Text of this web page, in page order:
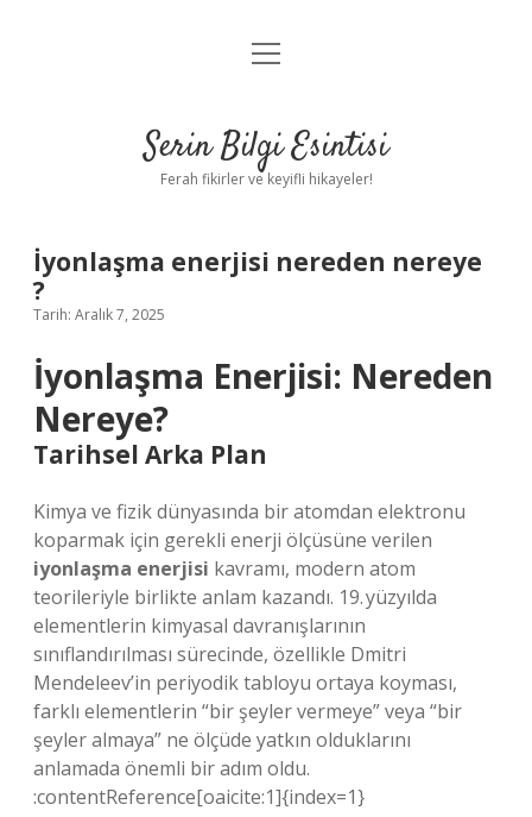
Anasayfa
Yasal Uyarı
menüyü
Serin Bilgi Esintisi
Ferah fikirler ve keyifli hikayeler!
İyonlaşma enerjisi nereden nereye
?
Tarih: Aralık 7, 2025
İyonlaşma Enerjisi: Nereden
Nereye?
Tarihsel Arka Plan
Kimya ve fizik dünyasında bir atomdan elektronu
koparmak için gerekli enerji ölçüsüne verilen
iyonlaşma enerjisi kavramı, modern atom
teorileriyle birlikte anlam kazandı. 19. yüzyılda
elementlerin kimyasal davranışlarının
sınıflandırılması sürecinde, özellikle Dmitri
Mendeleev’in periyodik tabloyu ortaya koyması,
farklı elementlerin “bir şeyler vermeye” veya “bir
şeyler almaya” ne ölçüde yatkın olduklarını
anlamada önemli bir adım oldu.
:contentReference[oaicite:1]{index=1}